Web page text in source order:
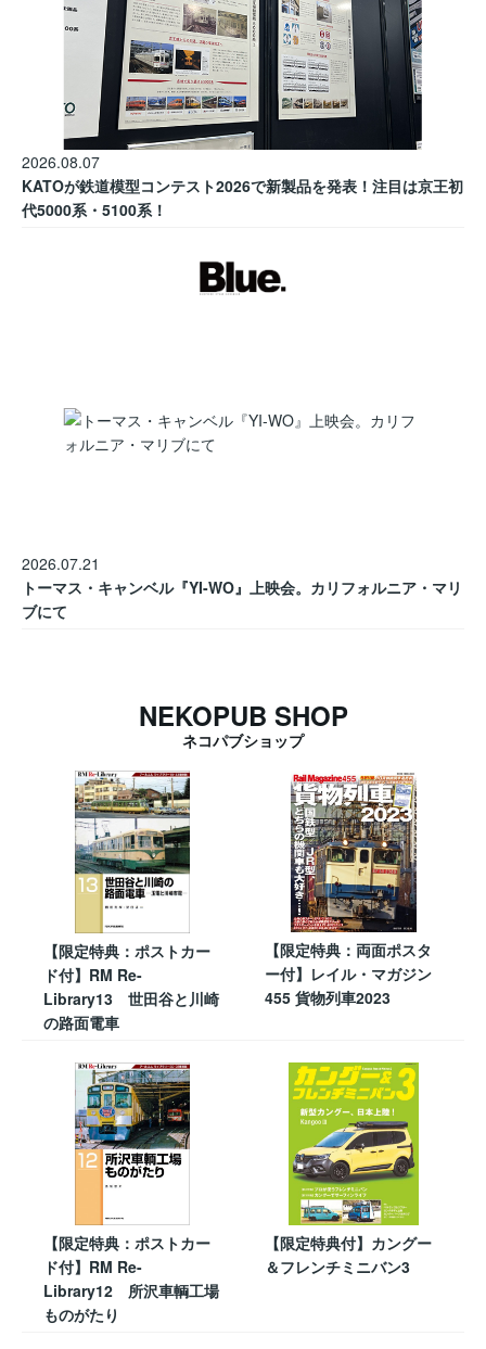
2026.08.07
KATOが鉄道模型コンテスト2026で新製品を発表！注目は京王初
代5000系・5100系！
2026.07.21
トーマス・キャンベル『YI-WO』上映会。カリフォルニア・マリ
ブにて
NEKOPUB SHOP
ネコパブショップ
【限定特典：ポストカー
ド付】RM Re-
Library13 世田谷と川崎
の路面電車
【限定特典：両面ポスタ
ー付】レイル・マガジン
455 貨物列車2023
【限定特典：ポストカー
ド付】RM Re-
Library12 所沢車輌工場
ものがたり
【限定特典付】カングー
＆フレンチミニバン3